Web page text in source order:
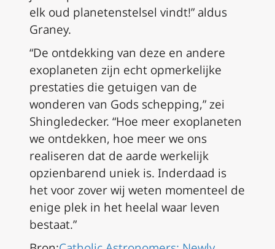
elk oud planetenstelsel vindt!” aldus
Graney.
“De ontdekking van deze en andere
exoplaneten zijn echt opmerkelijke
prestaties die getuigen van de
wonderen van Gods schepping,” zei
Shingledecker. “Hoe meer exoplaneten
we ontdekken, hoe meer we ons
realiseren dat de aarde werkelijk
opzienbarend uniek is. Inderdaad is
het voor zover wij weten momenteel de
enige plek in het heelal waar leven
bestaat.”